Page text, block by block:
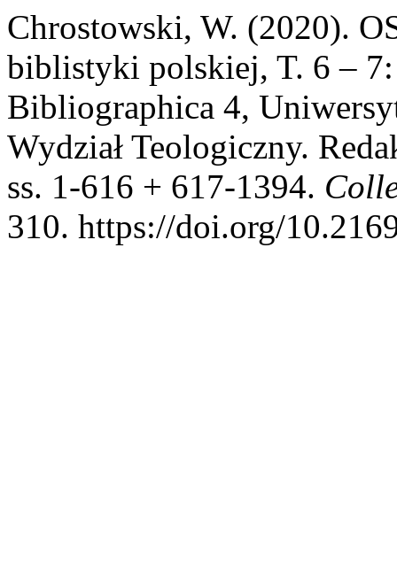
Chrostowski, W. (2020).
biblistyki polskiej, T. 6 –
Bibliographica 4,
Wydział Teologiczny.
ss. 1-616 + 617-1394.
310. https://doi.org/